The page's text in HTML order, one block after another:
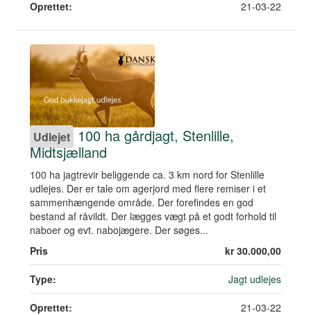
Oprettet: 21-03-22
Udlejet 100 ha gårdjagt, Stenlille,
Midtsjælland
100 ha jagtrevir beliggende ca. 3 km nord for Stenlille
udlejes. Der er tale om agerjord med flere remiser i et
sammenhængende område. Der forefindes en god
bestand af råvildt. Der lægges vægt på et godt forhold til
naboer og evt. nabojægere. Der søges...
Pris
kr 30.000,00
Type: Jagt udlejes
Oprettet: 21-03-22